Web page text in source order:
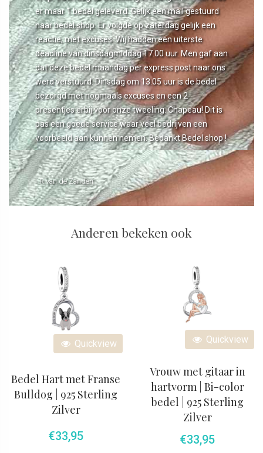
er maar 1 bedel geleverd. Gelijk een mail gestuurd
naar bedel.shop. Er volgde op zaterdag gelijk een
reactie, met excuses. Wij hadden een uiterste
deadline van dinsdagmiddag 17.00 uur. Men gaf aan
dat deze bedel maandag per express post naar ons
werd verstuurd. Dinsdag om 13.05 uur is de bedel
bezorgd met nogmaals excuses en een 2
presentjes erbij voor onze tweeling. Chapeau! Dit is
pas een goede service waar veel bedrijven een
voorbeeld aan kunnen nemen. Bedankt Bedel.shop !
- R van de Zanden
Anderen bekeken ook
Quickview
Bedel Hart met Franse
Bulldog | 925 Sterling
Zilver
€33,95
Quickview
Vrouw met gitaar in
hartvorm | Bi-color
bedel | 925 Sterling
Zilver
€33,95